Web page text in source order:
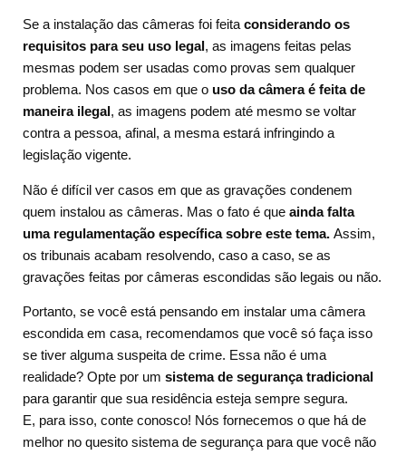
Se a instalação das câmeras foi feita considerando os
requisitos para seu uso legal, as imagens feitas pelas
mesmas podem ser usadas como provas sem qualquer
problema. Nos casos em que o uso da câmera é feita de
maneira ilegal, as imagens podem até mesmo se voltar
contra a pessoa, afinal, a mesma estará infringindo a
legislação vigente.
Não é difícil ver casos em que as gravações condenem
quem instalou as câmeras. Mas o fato é que ainda falta
uma regulamentação específica sobre este tema. Assim,
os tribunais acabam resolvendo, caso a caso, se as
gravações feitas por câmeras escondidas são legais ou não.
Portanto, se você está pensando em instalar uma câmera
escondida em casa, recomendamos que você só faça isso
se tiver alguma suspeita de crime. Essa não é uma
realidade? Opte por um sistema de segurança tradicional
para garantir que sua residência esteja sempre segura.
E, para isso, conte conosco! Nós fornecemos o que há de
melhor no quesito sistema de segurança para que você não